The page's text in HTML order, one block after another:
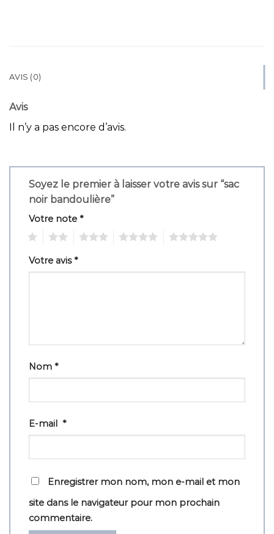
AVIS (0)
Avis
Il n’y a pas encore d’avis.
Soyez le premier à laisser votre avis sur “sac
noir bandoulière”
Votre note *
Votre avis*
Nom *
E-mail *
Enregistrer mon nom, mon e-mail et mon
site dans le navigateur pour mon prochain
commentaire.